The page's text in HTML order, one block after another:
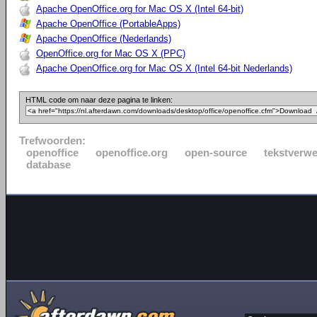
Apache OpenOffice.org for Mac OS X (Intel 64-bit)
Apache OpenOffice (PortableApps)
Apache OpenOffice (Nederlands)
OpenOffice.org for Mac OS X (PPC)
Apache OpenOffice.org for Mac OS X (Intel 64-bit Nederlands)
HTML code om naar deze pagina te linken:
Trefwoorden:
openoffice
openoffice.org open-source
database